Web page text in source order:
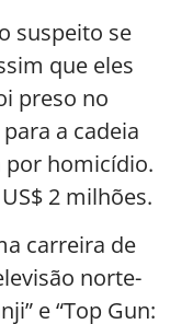
suspeito se
que eles
preso no
a cadeia
por homicídio.
2 milhões.
carreira de
norte-
e “Top Gun: